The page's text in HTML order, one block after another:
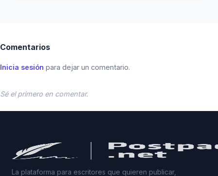
Comentarios
Inicia sesión para dejar un comentario.
Sé el primero en comentar.
La plataforma para escritores que quieren publicar,